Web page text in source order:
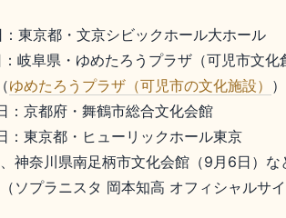
東京都・文京シビックホール大ホール
岐阜県・ゆめたろうプラザ（可児市文化
ゆめたろうプラザ（可児市の文化施設） ）
：京都府・舞鶴市総合文化会館
：東京都・ヒューリックホール東京
神奈川県南足柄市文化会館（9月6日）な
ソプラニスタ 岡本知高 オフィシャルサ